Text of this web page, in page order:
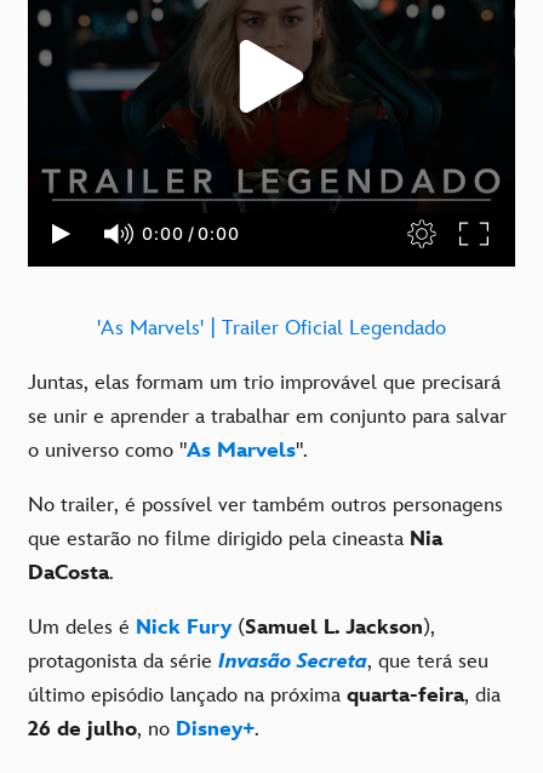
'As Marvels' | Trailer Oficial Legendado
Juntas, elas formam um trio improvável que precisará
se unir e aprender a trabalhar em conjunto para salvar
o universo como "As Marvels".
No trailer, é possível ver também outros personagens
que estarão no filme dirigido pela cineasta Nia
DaCosta.
Um deles é Nick Fury (Samuel L. Jackson),
protagonista da série Invasão Secreta, que terá seu
último episódio lançado na próxima quarta-feira, dia
26 de julho, no Disney+.